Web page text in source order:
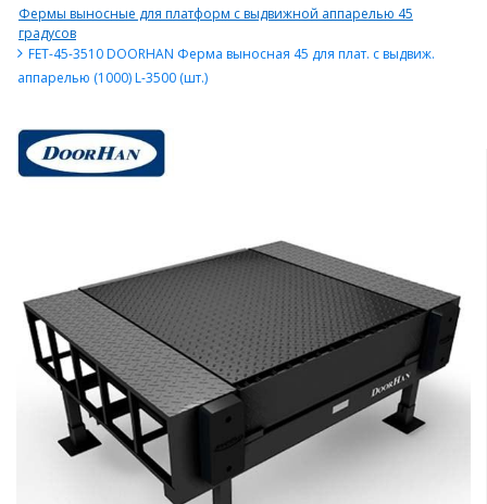
Фермы выносные для платформ с выдвижной аппарелью 45
градусов
FET-45-3510 DOORHAN Ферма выносная 45 для плат. с выдвиж.
аппарелью (1000) L-3500 (шт.)